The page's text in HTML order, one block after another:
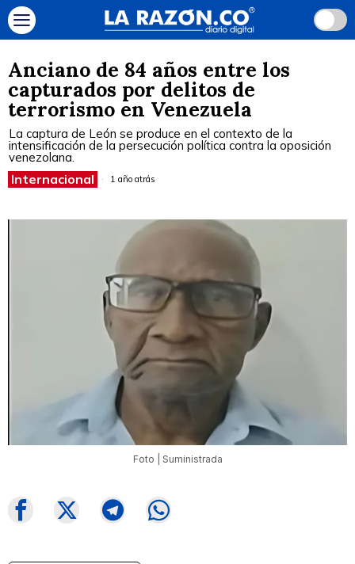
Anciano de 84 años entre los
capturados por delitos de
terrorismo en Venezuela
La captura de León se produce en el contexto de la
intensificación de la persecución política contra la oposición
venezolana.
Internacional 1 año atrás
Foto | Suministrada